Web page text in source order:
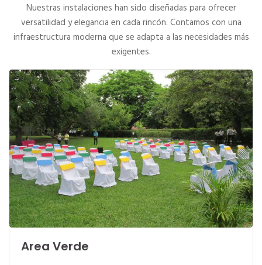
Nuestras instalaciones han sido diseñadas para ofrecer
versatilidad y elegancia en cada rincón. Contamos con una
infraestructura moderna que se adapta a las necesidades más
exigentes.
Area Verde